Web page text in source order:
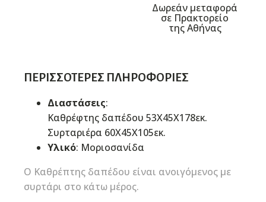
Δωρεάν μεταφορά
σε Πρακτορείο
της Αθήνας
ΠΕΡΙΣΣΌΤΕΡΕΣ ΠΛΗΡΟΦΟΡΊΕΣ
Διαστάσεις:
Καθρέφτης δαπέδου 53Χ45Χ178εκ.
Συρταριέρα 60Χ45Χ105εκ.
Υλικό: Μοριοσανίδα
O Καθρέπτης δαπέδου είναι ανοιγόμενος με
συρτάρι στο κάτω μέρος.